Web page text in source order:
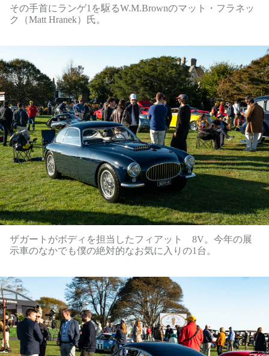
その手首にランゲ1を駆るW.M.Brownのマット・フラネッ
ク（Matt Hranek）氏。
ザガートがボディを担当したフィアット 8V。今年の展
示車のなかでも僕の絶対的なお気に入りの1台。